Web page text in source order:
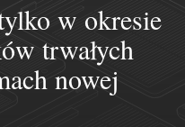
w okresie
trwałych
nowej